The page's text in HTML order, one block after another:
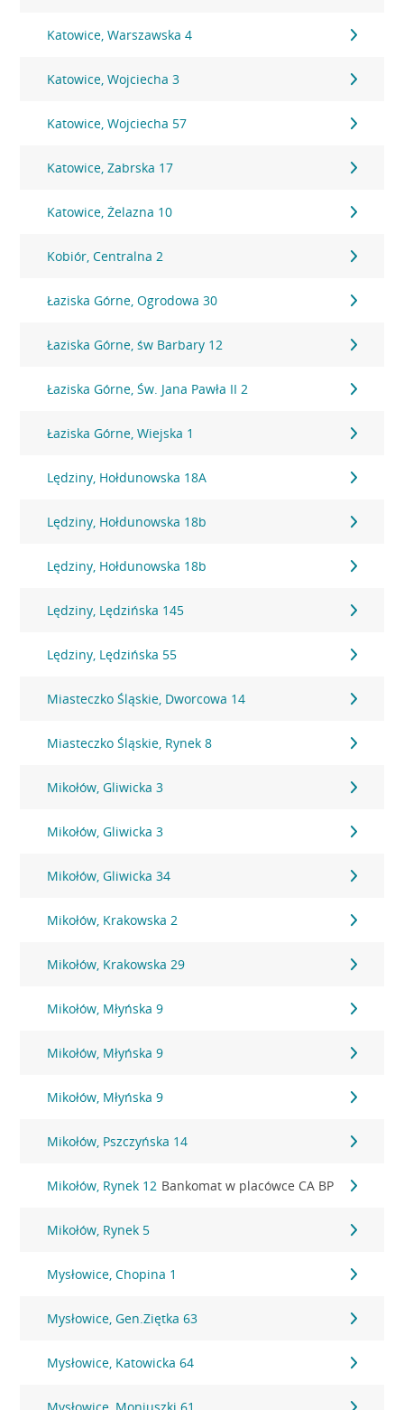
Katowice, Warszawska 4
Katowice, Wojciecha 3
Katowice, Wojciecha 57
Katowice, Zabrska 17
Katowice, Żelazna 10
Kobiór, Centralna 2
Łaziska Górne, Ogrodowa 30
Łaziska Górne, św Barbary 12
Łaziska Górne, Św. Jana Pawła II 2
Łaziska Górne, Wiejska 1
Lędziny, Hołdunowska 18A
Lędziny, Hołdunowska 18b
Lędziny, Hołdunowska 18b
Lędziny, Lędzińska 145
Lędziny, Lędzińska 55
Miasteczko Śląskie, Dworcowa 14
Miasteczko Śląskie, Rynek 8
Mikołów, Gliwicka 3
Mikołów, Gliwicka 3
Mikołów, Gliwicka 34
Mikołów, Krakowska 2
Mikołów, Krakowska 29
Mikołów, Młyńska 9
Mikołów, Młyńska 9
Mikołów, Młyńska 9
Mikołów, Pszczyńska 14
Mikołów, Rynek 12 Bankomat w placówce CA BP
Mikołów, Rynek 5
Mysłowice, Chopina 1
Mysłowice, Gen.Ziętka 63
Mysłowice, Katowicka 64